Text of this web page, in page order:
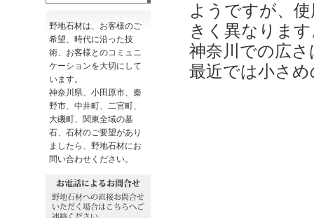
野地石材は、お客様のご
希望、時代に沿った技
術、お客様とのコミュニ
ケーションを大切にして
います。
神奈川県、小田原市、秦
野市、中井町、二宮町、
大磯町、関東全域の墓
石、石材のご要望があり
ましたら、野地石材にお
問い合わせください。
ようですが、
きく異なりま
神奈川での広
最近では小さ